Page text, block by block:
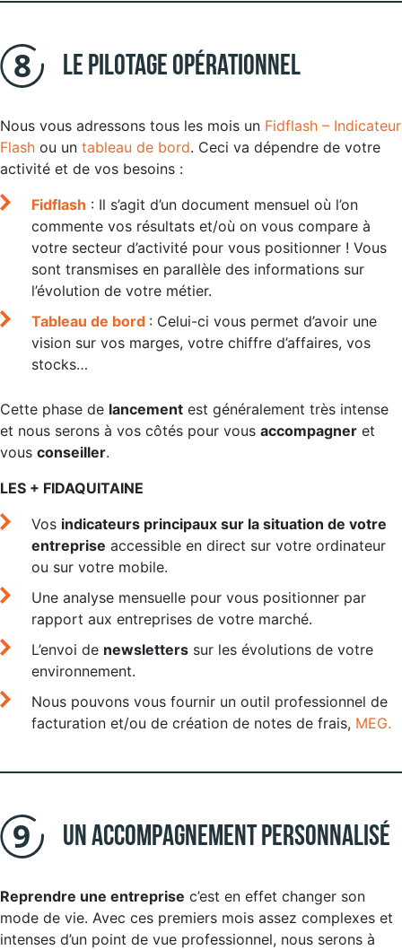
Le pilotage opérationnel
Nous vous adressons tous les mois un Fidflash – Indicateur
Flash ou un tableau de bord. Ceci va dépendre de votre
activité et de vos besoins :
Fidflash : Il s’agit d’un document mensuel où l’on
commente vos résultats et/où on vous compare à
votre secteur d’activité pour vous positionner ! Vous
sont transmises en parallèle des informations sur
l’évolution de votre métier.
Tableau de bord : Celui-ci vous permet d’avoir une
vision sur vos marges, votre chiffre d’affaires, vos
stocks…
Cette phase de lancement est généralement très intense
et nous serons à vos côtés pour vous accompagner et
vous conseiller.
LES + FIDAQUITAINE
Vos indicateurs principaux sur la situation de votre
entreprise accessible en direct sur votre ordinateur
ou sur votre mobile.
Une analyse mensuelle pour vous positionner par
rapport aux entreprises de votre marché.
L’envoi de newsletters sur les évolutions de votre
environnement.
Nous pouvons vous fournir un outil professionnel de
facturation et/ou de création de notes de frais, MEG.
Un accompagnement personnalisé
Reprendre une entreprise c’est en effet changer son
mode de vie. Avec ces premiers mois assez complexes et
intenses d’un point de vue professionnel, nous serons à